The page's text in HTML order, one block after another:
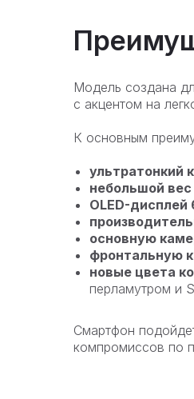
Модель создана
с акцентом на
К основным
ультратонкий
небольшой вес
OLED-
основную
фронтальную
новые цвета
перламутром и
Смартфон
компромиссов по